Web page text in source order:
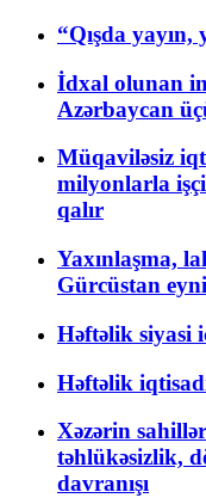
“Qışda
İdxal olunan
Azərbaycan
Müqaviləsiz
milyonlarla
qalır
Yaxınlaşma,
Gürcüstan
Həftəlik siyasi
Həftəlik
Xəzərin
təhlükəsizlik,
davranışı